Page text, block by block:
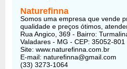
Naturefinna
Somos uma empresa que vende
qualidade e preços ótimos,
Rua Angico, 369 - Bairro:
Valadares - MG - CEP: 35052-801
Site: www.naturefinna.com.br
E-mail: naturefinna@gmail.com
(33) 3273-1064